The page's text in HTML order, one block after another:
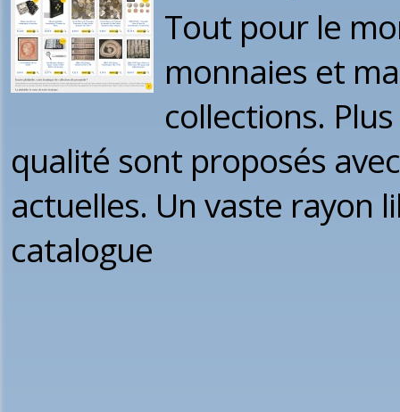
Tout pour le
monnaies et
collections.
qualité sont proposés
actuelles. Un vaste rayon
catalogue